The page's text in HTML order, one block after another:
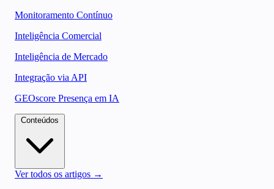
Monitoramento Contínuo
Inteligência Comercial
Inteligência de Mercado
Integração via API
GEOscore Presença em IA
Ver todos os artigos →